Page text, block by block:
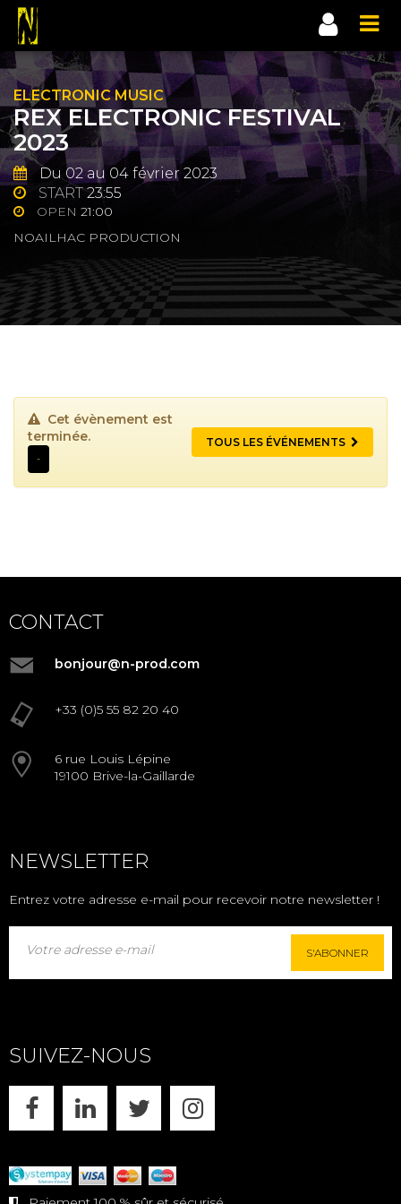
ELECTRONIC MUSIC
REX ELECTRONIC FESTIVAL
2023
Du 02 au 04 février 2023
START23:55
OPEN 21:00
NOAILHAC PRODUCTION
Cet évènement est
terminée.
-
TOUS LES ÉVÉNEMENTS
CONTACT
bonjour@n-prod.com
+33 (0)5 55 82 20 40
6 rue Louis Lépine
19100 Brive-la-Gaillarde
NEWSLETTER
Entrez votre adresse e-mail pour recevoir notre newsletter !
S'ABONNER
SUIVEZ-NOUS
FACEBOOK